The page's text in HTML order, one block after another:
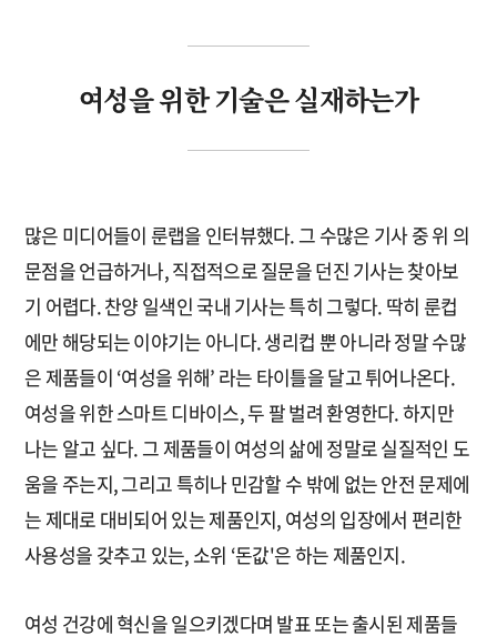
여성을 위한 기술은 실재하는가
많은 미디어들이 룬랩을 인터뷰했다. 그 수많은 기사 중 위 의
문점을 언급하거나, 직접적으로 질문을 던진 기사는 찾아보
기 어렵다. 찬양 일색인 국내 기사는 특히 그렇다. 딱히 룬컵
에만 해당되는 이야기는 아니다. 생리컵 뿐 아니라 정말 수많
은 제품들이 ‘여성을 위해’ 라는 타이틀을 달고 튀어나온다.
여성을 위한 스마트 디바이스, 두 팔 벌려 환영한다. 하지만
나는 알고 싶다. 그 제품들이 여성의 삶에 정말로 실질적인 도
움을 주는지, 그리고 특히나 민감할 수 밖에 없는 안전 문제에
는 제대로 대비되어 있는 제품인지, 여성의 입장에서 편리한
사용성을 갖추고 있는, 소위 ‘돈값'은 하는 제품인지.
여성 건강에 혁신을 일으키겠다며 발표 또는 출시된 제품들